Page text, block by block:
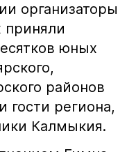
организаторы
приняли
юных
районов
гости региона,
Калмыкия.